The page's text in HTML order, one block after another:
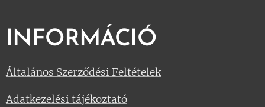
INFORMÁCIÓ
Általános Szerződési Feltételek
Adatkezelési tájékoztató